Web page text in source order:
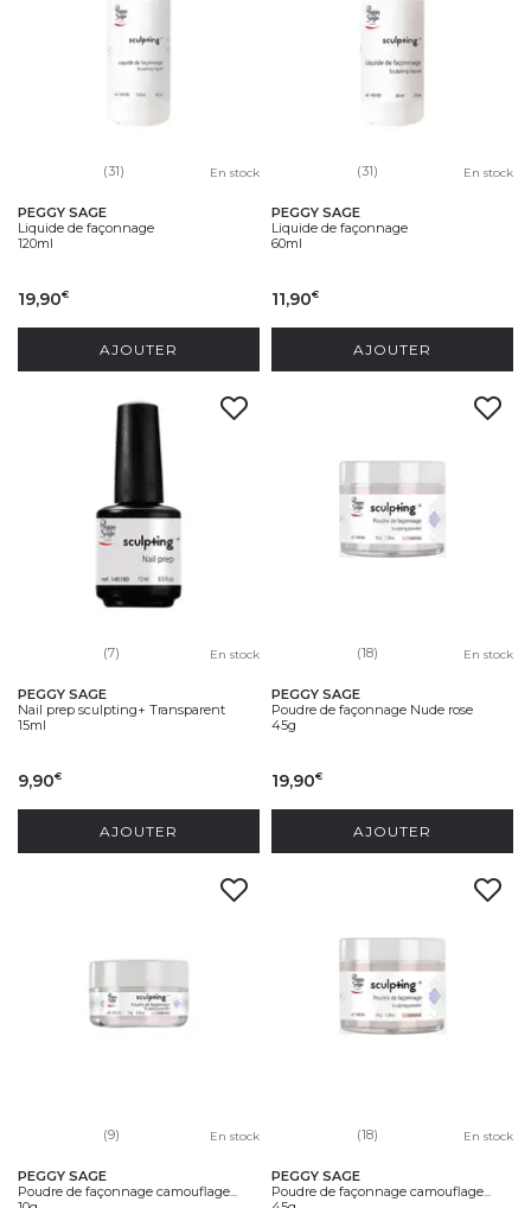
(31) En stock
PEGGY SAGE
Liquide de façonnage
120ml
19,90€
AJOUTER
(31) En stock
PEGGY SAGE
Liquide de façonnage
60ml
11,90€
AJOUTER
(7) En stock
PEGGY SAGE
Nail prep sculpting+ Transparent
15ml
9,90€
AJOUTER
(18) En stock
PEGGY SAGE
Poudre de façonnage Nude rose
45g
19,90€
AJOUTER
(9) En stock
PEGGY SAGE
Poudre de façonnage camouflage...
(18) En stock
PEGGY SAGE
Poudre de façonnage camouflage...